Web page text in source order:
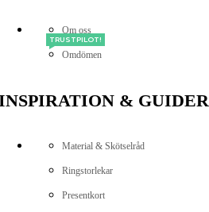
Om oss
Omdömen
TRUSTPILOT!
& GUIDER
Material & Skötselråd
Ringstorlekar
Presentkort